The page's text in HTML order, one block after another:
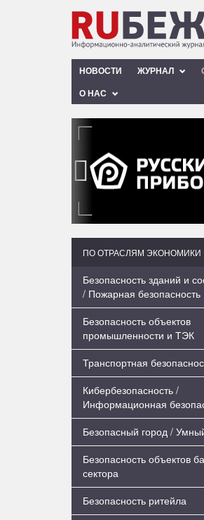
НОВОСТИ ЖУРНАЛ
О НАС
‹
ПО ОТРАСЛЯМ ЭКОНОМИКИ
Безопасность зданий и
/ Пожарная безопасность
Безопасность объектов
промышленности и ТЭК
Транспортная
Кибербезопасность /
Информационная
Безопасный город /
Безопасность объектов
сектора
Безопасность ритейла